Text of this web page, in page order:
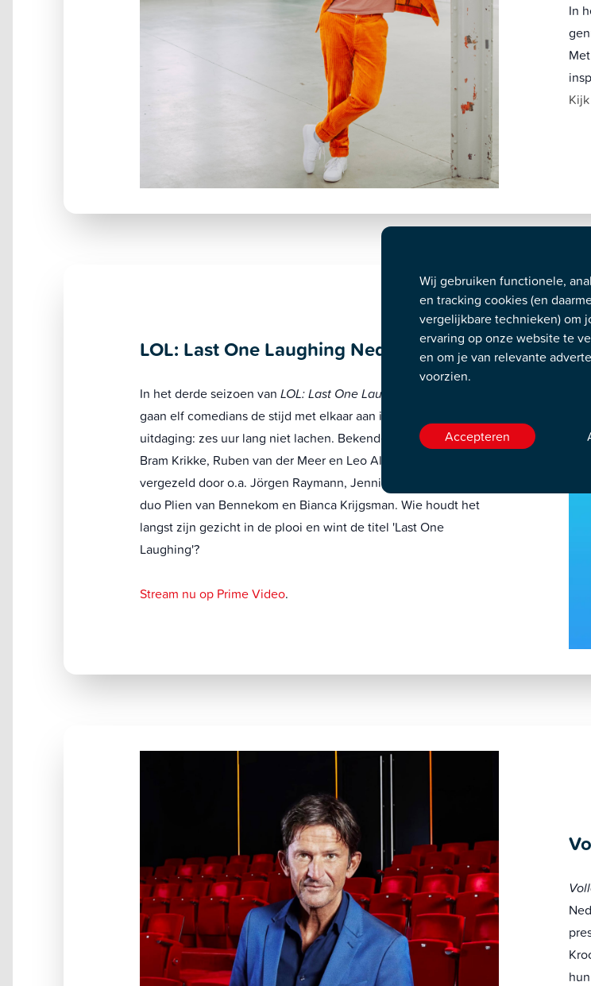
In
LOL: Last One Laughing Nederland
In het derde seizoen van LOL: Last One Laughing Nederland
gaan elf comedians de stijd met elkaar aan in een unieke
uitdaging: zes uur lang niet lachen. Bekende gezichten zoals
Bram Krikke, Ruben van der Meer en Leo Alkemade worden
vergezeld door o.a. Jörgen Raymann, Jennifer Hoffman en het
duo Plien van Bennekom en Bianca Krijgsman. Wie houdt het
langst zijn gezicht in de plooi en wint de titel 'Last One
Laughing'?
Stream nu op Prime Video.
Wij gebruiken functionele,
en tracking cookies (en
vergelijkbare technieken) om
ervaring op onze website te
en om je van relevante
voorzien.
Accepteren